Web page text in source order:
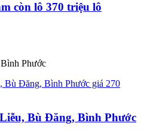
còn lô 370 triệu lô
Phước
Bù Đăng, Bình Phước